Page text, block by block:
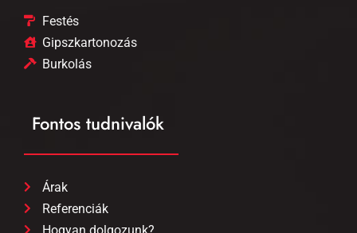
Festés
Gipszkartonozás
Burkolás
Fontos tudnivalók
Árak
Referenciák